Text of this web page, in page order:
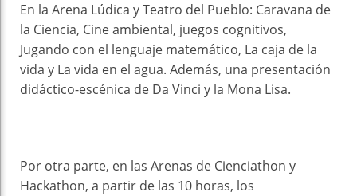
En la Arena Lúdica y Teatro del Pueblo: Caravana de
la Ciencia, Cine ambiental, juegos cognitivos,
Jugando con el lenguaje matemático, La caja de la
vida y La vida en el agua. Además, una presentación
didáctico-escénica de Da Vinci y la Mona Lisa.
Por otra parte, en las Arenas de Cienciathon y
Hackathon, a partir de las 10 horas, los